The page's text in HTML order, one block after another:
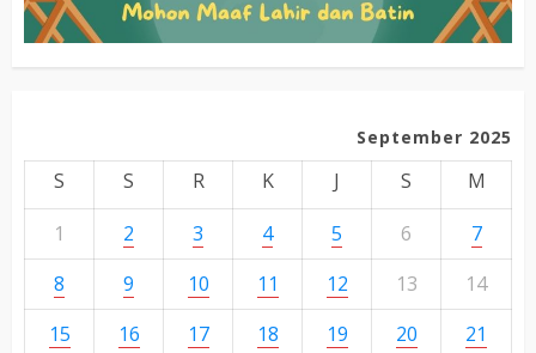
September 2025
S S R K J S
M
1
2 3 4 5 6
7
8
9 10 11 12 13
14
15
16 17 18 19 20
21